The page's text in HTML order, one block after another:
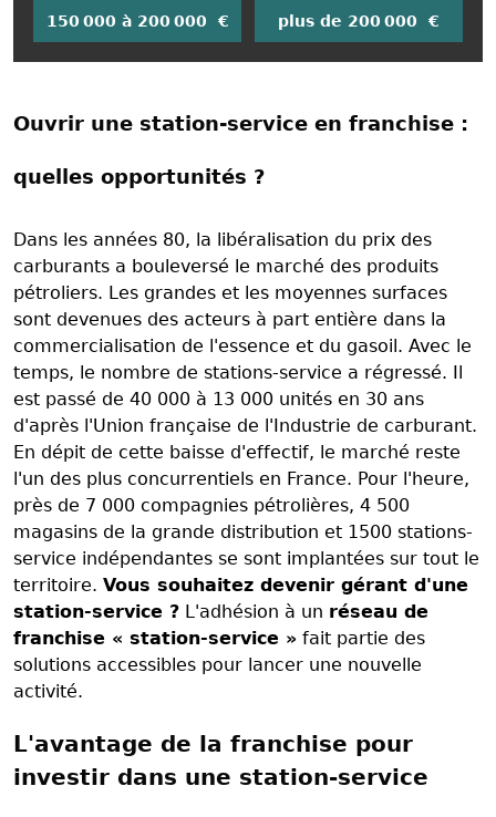
150 000 à 200 000 € plus de 200 000 €
Ouvrir une station-service en franchise :
quelles opportunités ?
Dans les années 80, la libéralisation du prix des
carburants a bouleversé le marché des produits
pétroliers. Les grandes et les moyennes surfaces
sont devenues des acteurs à part entière dans la
commercialisation de l'essence et du gasoil. Avec le
temps, le nombre de stations-service a régressé. Il
est passé de 40 000 à 13 000 unités en 30 ans
d'après l'Union française de l'Industrie de carburant.
En dépit de cette baisse d'effectif, le marché reste
l'un des plus concurrentiels en France. Pour l'heure,
près de 7 000 compagnies pétrolières, 4 500
magasins de la grande distribution et 1500 stations-
service indépendantes se sont implantées sur tout le
territoire. Vous souhaitez devenir gérant d'une
station-service ? L'adhésion à un réseau de
franchise « station-service » fait partie des
solutions accessibles pour lancer une nouvelle
activité.
L'avantage de la franchise pour
investir dans une station-service